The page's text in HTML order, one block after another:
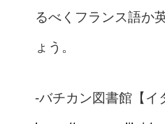
るべくフランス語か
ょう。
-バチカン図書館【イ